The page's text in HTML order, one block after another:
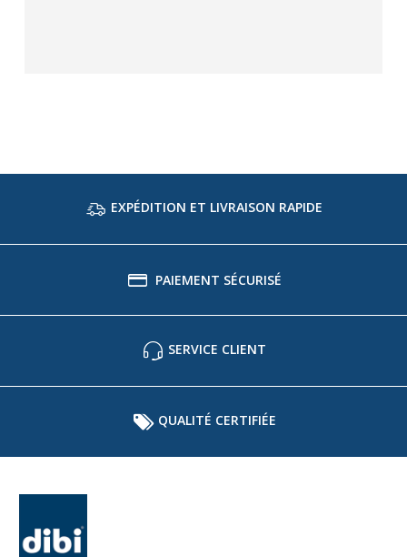
EXPÉDITION ET LIVRAISON RAPIDE
PAIEMENT SÉCURISÉ
SERVICE CLIENT
QUALITÉ CERTIFIÉE